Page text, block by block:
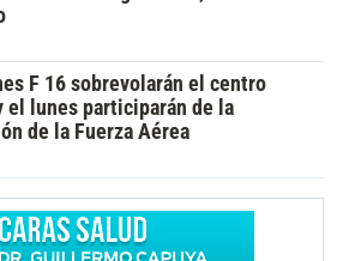
F 16 sobrevolarán el centro
el lunes participarán de la
de la Fuerza Aérea